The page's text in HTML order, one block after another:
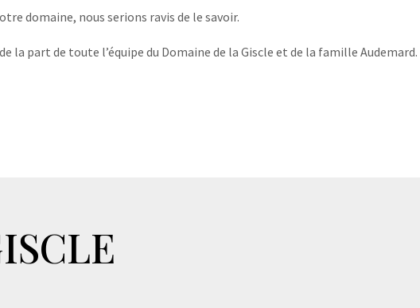
domaine, nous serions ravis de le savoir.
la part de toute l’équipe du Domaine de la Giscle et de la famille Audemard.